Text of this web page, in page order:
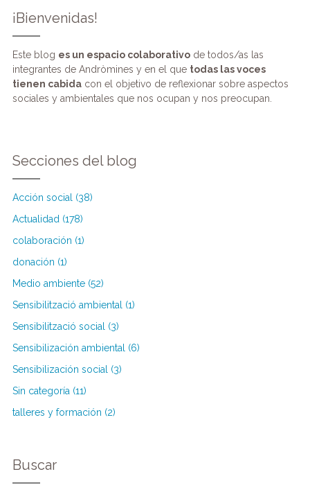
¡Bienvenidas!
Este blog es un espacio colaborativode todos/as las
integrantes de Andròmines y en el que todas las voces
tienen cabidacon el objetivo de reflexionar sobre aspectos
sociales y ambientales que nos ocupan y nos preocupan.
Secciones del blog
Acción social (38)
Actualidad (178)
colaboración (1)
donación (1)
Medio ambiente (52)
Sensibilització ambiental (1)
Sensibilització social (3)
Sensibilización ambiental (6)
Sensibilización social (3)
Sin categoría (11)
talleres y formación (2)
Buscar